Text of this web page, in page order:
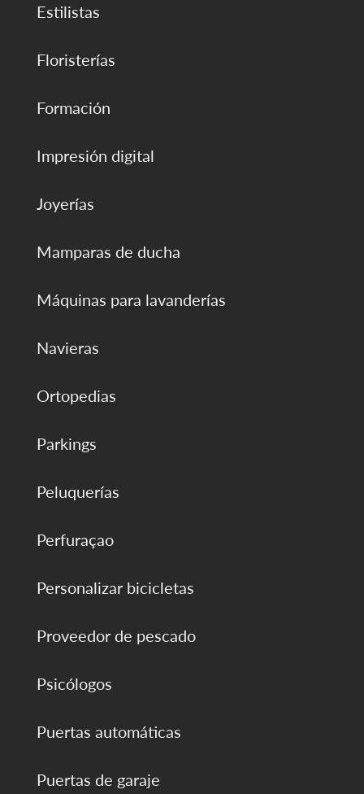
Estilistas
Floristerías
Formación
Impresión digital
Joyerías
Mamparas de ducha
Máquinas para lavanderías
Navieras
Ortopedias
Parkings
Peluquerías
Perfuraçao
Personalizar bicicletas
Proveedor de pescado
Psicólogos
Puertas automáticas
Puertas de garaje